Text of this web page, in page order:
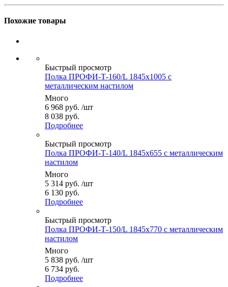
Похожие товары
Быстрый просмотр
Полка ПРОФИ-Т-160/L 1845x1005 с
металлическим настилом
Много
6 968 руб. /шт
8 038 руб.
Подробнее
Быстрый просмотр
Полка ПРОФИ-Т-140/L 1845x655 с металлическим
настилом
Много
5 314 руб. /шт
6 130 руб.
Подробнее
Быстрый просмотр
Полка ПРОФИ-Т-150/L 1845x770 с металлическим
настилом
Много
5 838 руб. /шт
6 734 руб.
Подробнее